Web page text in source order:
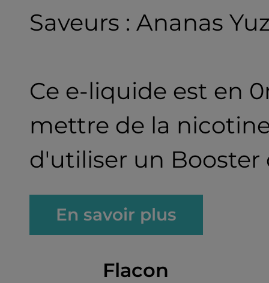
Saveurs : Ananas
Ce e-liquide est en
mettre de la
d'utiliser un Booster
En savoir plus
Flacon